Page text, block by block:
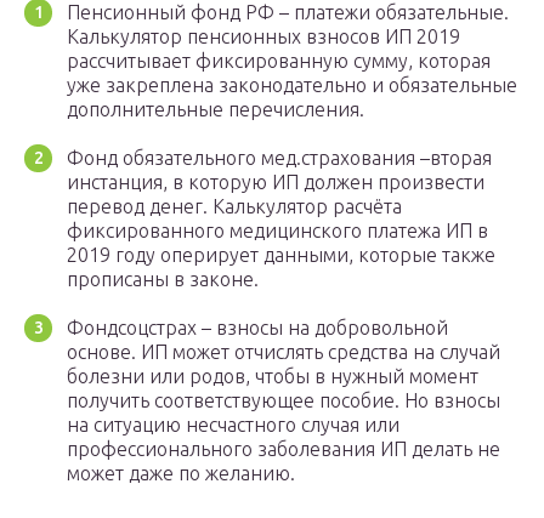
Пенсионный фонд РФ – платежи обязательные.
Калькулятор пенсионных взносов ИП 2019
рассчитывает фиксированную сумму, которая
уже закреплена законодательно и обязательные
дополнительные перечисления.
Фонд обязательного мед.страхования –вторая
инстанция, в которую ИП должен произвести
перевод денег. Калькулятор расчёта
фиксированного медицинского платежа ИП в
2019 году оперирует данными, которые также
прописаны в законе.
Фондсоцстрах – взносы на добровольной
основе. ИП может отчислять средства на случай
болезни или родов, чтобы в нужный момент
получить соответствующее пособие. Но взносы
на ситуацию несчастного случая или
профессионального заболевания ИП делать не
может даже по желанию.